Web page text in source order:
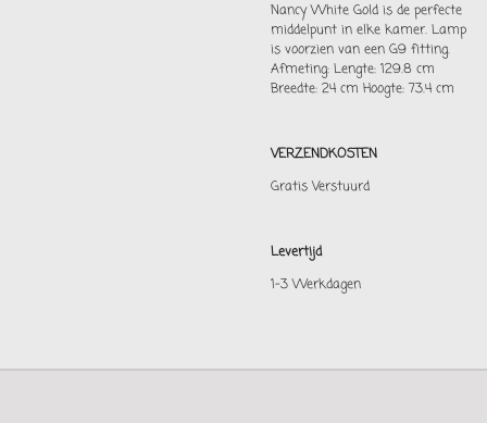
Nancy White Gold is de perfecte
middelpunt in elke kamer. Lamp
is voorzien van een G9 fitting.
Afmeting: Lengte: 129.8 cm
Breedte: 24 cm Hoogte: 73.4 cm
VERZENDKOSTEN
Gratis Verstuurd
Levertijd
1-3 Werkdagen